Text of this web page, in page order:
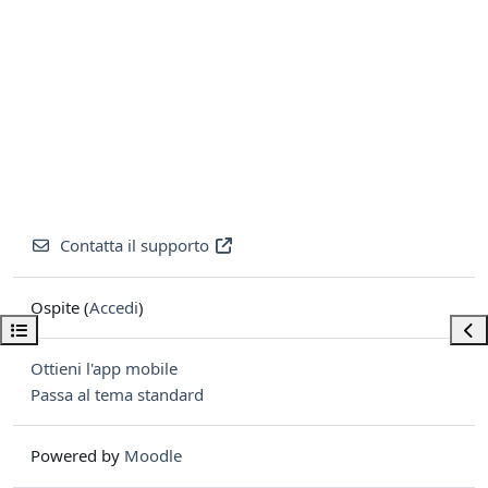
Apri indice del corso
Contatta il supporto
Ospite (Accedi)
Ottieni l'app mobile
Passa al tema standard
Powered by Moodle